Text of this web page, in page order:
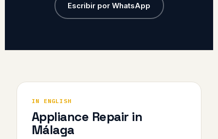
Escribir por WhatsApp
IN ENGLISH
Appliance Repair in
Málaga